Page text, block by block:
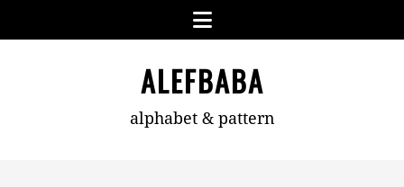
Menu
ALEFBABA
alphabet & pattern